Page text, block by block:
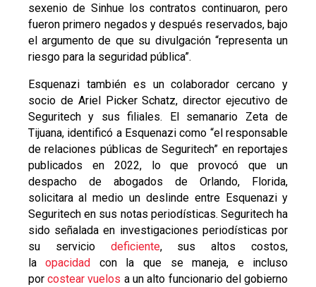
sexenio de Sinhue los contratos continuaron, pero
fueron primero negados y después reservados, bajo
el argumento de que su divulgación “representa un
riesgo para la seguridad pública”.
Esquenazi también es un colaborador cercano y
socio de Ariel Picker Schatz, director ejecutivo de
Seguritech y sus filiales. El semanario Zeta de
Tijuana, identificó a Esquenazi como “el responsable
de relaciones públicas de Seguritech” en reportajes
publicados en 2022, lo que provocó que un
despacho de abogados de Orlando, Florida,
solicitara al medio un deslinde entre Esquenazi y
Seguritech en sus notas periodísticas. Seguritech ha
sido señalada en investigaciones periodísticas por
su servicio deficiente, sus altos costos,
laopacidad con la que se maneja, e incluso
porcostear vuelos a un alto funcionario del gobierno